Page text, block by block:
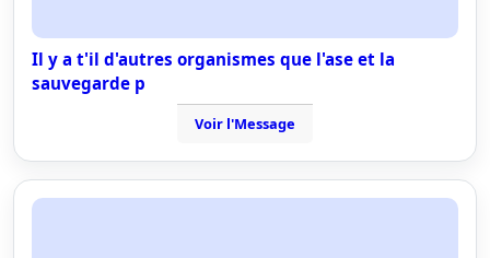
Il y a t'il d'autres organismes que l'ase et la
sauvegarde p
Voir l'Message